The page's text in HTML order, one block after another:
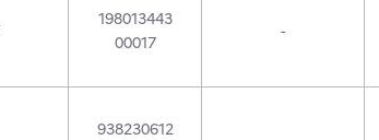
198013443
00017
-
938230612